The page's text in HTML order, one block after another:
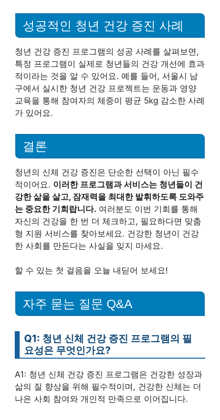
성공적인 청년 건강 증진 사례
청년 건강 증진 프로그램의 성공 사례를 살펴보면,
특정 프로그램이 실제로 청년들의 건강 개선에 효과
적이라는 것을 알 수 있어요. 예를 들어, 서울시 남
구에서 실시한 청년 건강 프로젝트는 운동과 영양
교육을 통해 참여자의 체중이 평균 5kg 감소한 사례
가 있어요.
결론
청년의 신체 건강 증진은 단순한 선택이 아닌 필수
적이어요. 이러한 프로그램과 서비스는 청년들이 건
강한 삶을 살고, 잠재력을 최대한 발휘하도록 도와주
는 중요한 기회랍니다. 여러분도 이번 기회를 통해
자신의 건강을 한 번 더 체크하고, 필요하다면 맞춤
형 지원 서비스를 찾아보세요. 건강한 청년이 건강
한 사회를 만든다는 사실을 잊지 마세요.
할 수 있는 첫 걸음을 오늘 내딛어 보세요!
자주 묻는 질문 Q&A
Q1: 청년 신체 건강 증진 프로그램의 필
요성은 무엇인가요?
A1: 청년 신체 건강 증진 프로그램은 건강한 성장과
삶의 질 향상을 위해 필수적이며, 건강한 신체는 더
나은 사회 참여와 개인적 만족으로 이어집니다.